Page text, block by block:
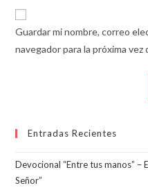
para
comentar
electrónico
para
comentar
URL
de
Guardar mi nombre, correo
navegador para la próxima
Entradas Recientes
Devocional “Entre tus manos” –
Señor”